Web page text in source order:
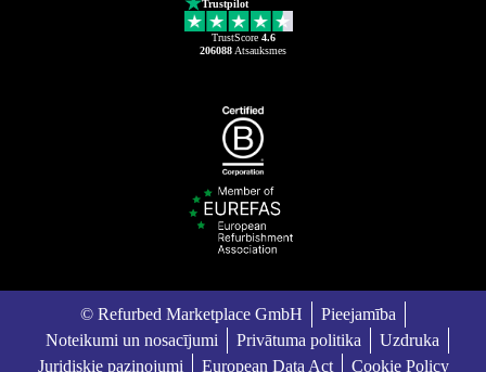
Trustpilot
TrustScore 4.6
206088 Atsauksmes
© Refurbed Marketplace GmbH
Pieejamība
Noteikumi un nosacījumi
Privātuma politika
Uzdruka
Juridiskie paziņojumi
European Data Act Cookie Policy